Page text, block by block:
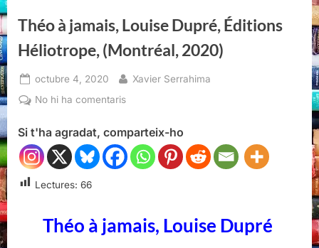
Théo à jamais, Louise Dupré, Éditions
Héliotrope, (Montréal, 2020)
Posted
on
octubre 4, 2020 By
Xavier Serrahima
No hi ha comentarisa
à
jamais,
Louise
(Montréal,
Si t'ha agradat, comparteix-ho
Lectures: 66
Théo à jamais, Louise Dupré